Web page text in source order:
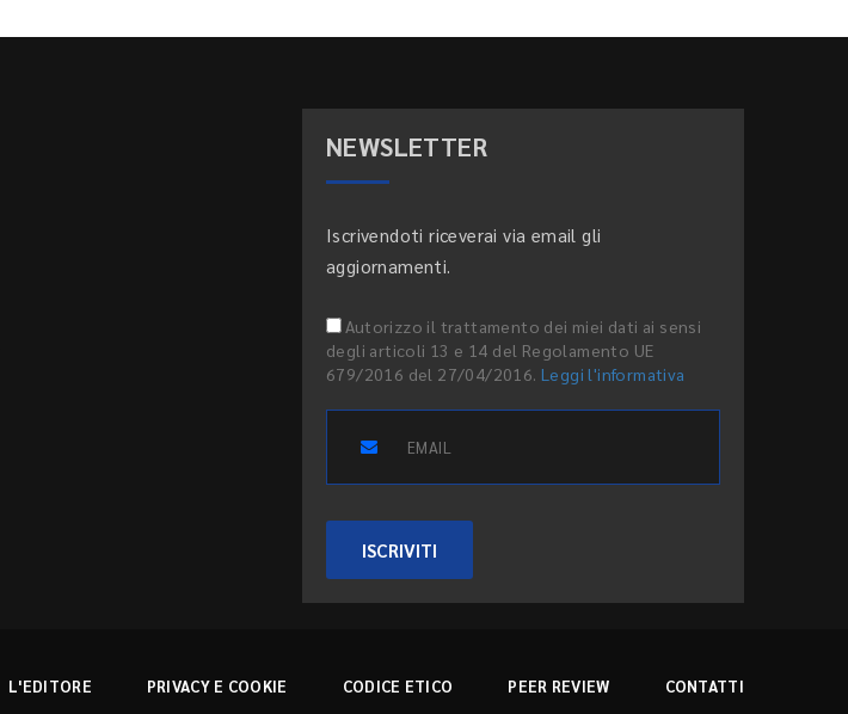
NEWSLETTER
Iscrivendoti riceverai via email gli
aggiornamenti.
Autorizzo il trattamento dei miei dati ai sensi
degli articoli 13 e 14 del Regolamento UE
679/2016 del 27/04/2016. Leggi l'informativa
ISCRIVITI
L'EDITORE PRIVACY E COOKIE CODICE ETICO PEER REVIEW CONTATTI